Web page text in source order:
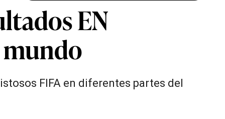
EN
mundo
FIFA en diferentes partes del